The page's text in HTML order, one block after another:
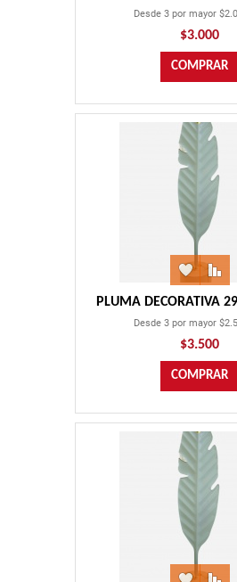
Desde 3 por mayor
$3.000
PLUMA DECORATIVA
Desde 3 por mayor
$3.500